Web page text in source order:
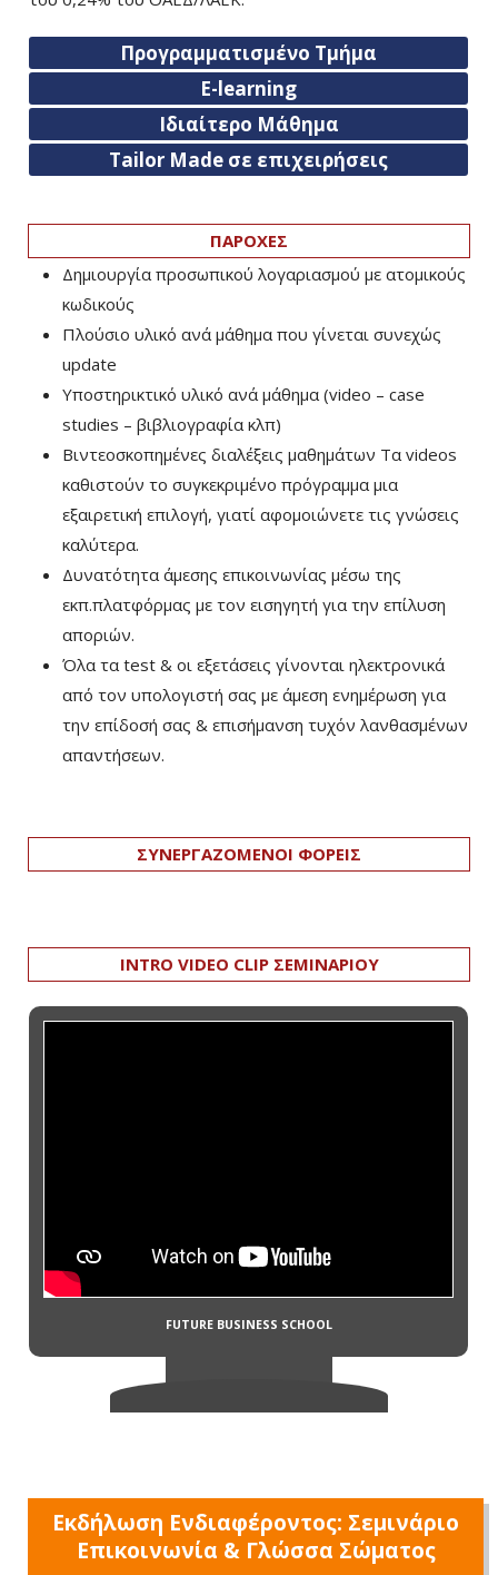
Προγραμματισμένο Τμήμα
E-learning
Ιδιαίτερο Μάθημα
Tailor Made σε επιχειρήσεις
ΠΑΡΟΧΕΣ
Δημιουργία προσωπικού λογαριασμού με ατομικούς
κωδικούς
Πλούσιο υλικό ανά μάθημα που γίνεται συνεχώς
update
Υποστηρικτικό υλικό ανά μάθημα (video – case
studies – βιβλιογραφία κλπ)
Βιντεοσκοπημένες διαλέξεις μαθημάτων Τα videos
καθιστούν το συγκεκριμένο πρόγραμμα μια
εξαιρετική επιλογή, γιατί αφομοιώνετε τις γνώσεις
καλύτερα.
Δυνατότητα άμεσης επικοινωνίας μέσω της
εκπ.πλατφόρμας με τον εισηγητή για την επίλυση
αποριών.
Όλα τα test & οι εξετάσεις γίνονται ηλεκτρονικά
από τον υπολογιστή σας με άμεση ενημέρωση για
την επίδοσή σας & επισήμανση τυχόν λανθασμένων
απαντήσεων.
ΣΥΝΕΡΓΑΖΟΜΕΝΟΙ ΦΟΡΕΙΣ
INTRO VIDEO CLIP ΣΕΜΙΝΑΡΙΟΥ
Εκδήλωση Ενδιαφέροντος: Σεμινάριο
Επικοινωνία & Γλώσσα Σώματος